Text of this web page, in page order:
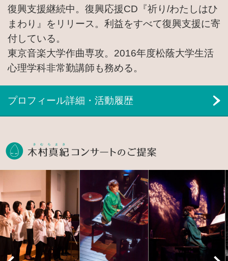
復興支援継続中。復興応援CD『祈り/わたしはひ
まわり』をリリース。利益をすべて復興支援に寄
付している。
東京音楽大学作曲専攻。2016年度松蔭大学生活
心理学科非常勤講師も務める。
プロフィール詳細・活動履歴